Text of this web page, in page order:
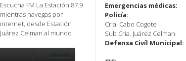
Escucha FM La Estación 87.9
mientras navegas por
internet, desde Estación
Juárez Celman al mundo
Emergencias médicas:
Policía:
Cria. Cabo Cogote
Sub Cria. Juárez Celman
Defensa Civíl Municipal: